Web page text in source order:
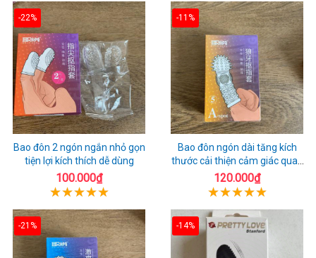
-22%
Bao đôn 2 ngón ngắn nhỏ gọn
tiện lợi kích thích dễ dùng
100.000₫
-11%
Bao đôn ngón dài tăng kích
thước cải thiện cảm giác quan
hệ
120.000₫
-21% -14%